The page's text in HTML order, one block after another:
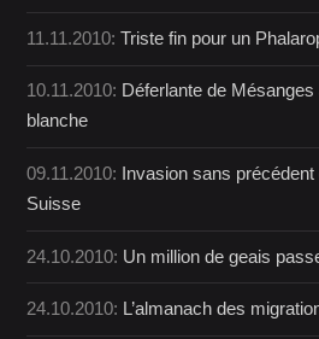
11.11.2010:Triste fin pour un
10.11.2010: Déferlante de
blanche
09.11.2010:
Invasion sans
Suisse
24.10.2010: Un million de geais
24.10.2010: L’almanach des